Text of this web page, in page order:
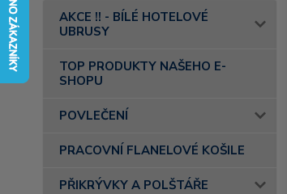
AKCE !! - BÍLÉ HOTELOVÉ
UBRUSY
TOP PRODUKTY NAŠEHO E-
SHOPU
POVLEČENÍ
PRACOVNÍ FLANELOVÉ KOŠILE
PŘIKRÝVKY A POLŠTÁŘE